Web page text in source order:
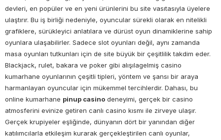
devleri, en popüler ve en yeni ürünlerini bu site vasıtasıyla üyelere
ulaştırır. Bu iş birliği nedeniyle, oyuncular sürekli olarak en nitelikli
grafiklere, sürükleyici anlatılara ve dürüst oyun dinamiklerine sahip
oyunlara ulaşabilirler. Sadece slot oyunları değil, aynı zamanda
masa oyunları tutkunları için de site büyük bir çeşitlilik takdim eder.
Blackjack, rulet, bakara ve poker gibi alışılagelmiş casino
kumarhane oyunlarının çeşitli tipleri, yöntem ve şansı bir araya
harmanlayan oyuncular için mükemmel tercihlerdir. Dahası, bu
online kumarhane pinup casino deneyimi, gerçek bir casino
atmosferini evinize getiren canlı casino kısmı ile zirveye ulaşır.
Gerçek krupiyeler eşliğinde, dünyanın dört bir yanından diğer
katılımcılarla etkileşim kurarak gerçekleştirilen canlı oyunlar,